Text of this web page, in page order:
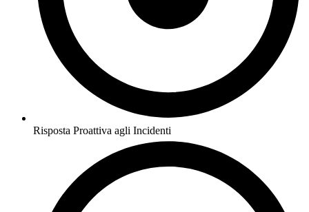
Risposta Proattiva agli Incidenti